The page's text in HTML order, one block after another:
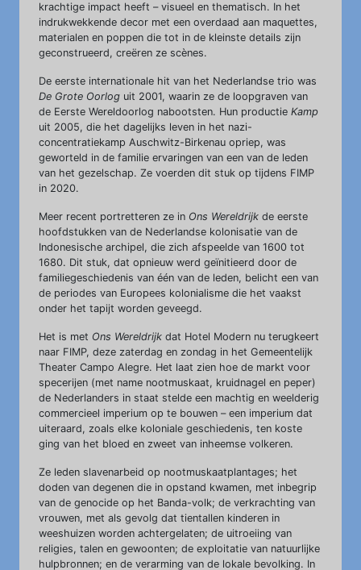
krachtige impact heeft – visueel en thematisch. In het
indrukwekkende decor met een overdaad aan maquettes,
materialen en poppen die tot in de kleinste details zijn
geconstrueerd, creëren ze scènes.
De eerste internationale hit van het Nederlandse trio was
De Grote Oorlog uit 2001, waarin ze de loopgraven van
de Eerste Wereldoorlog nabootsten. Hun productie Kamp
uit 2005, die het dagelijks leven in het nazi-
concentratiekamp Auschwitz-Birkenau opriep, was
geworteld in de familie ervaringen van een van de leden
van het gezelschap. Ze voerden dit stuk op tijdens FIMP
in 2020.
Meer recent portretteren ze in Ons Wereldrijk de eerste
hoofdstukken van de Nederlandse kolonisatie van de
Indonesische archipel, die zich afspeelde van 1600 tot
1680. Dit stuk, dat opnieuw werd geïnitieerd door de
familiegeschiedenis van één van de leden, belicht een van
de periodes van Europees kolonialisme die het vaakst
onder het tapijt worden geveegd.
Het is met Ons Wereldrijk dat Hotel Modern nu terugkeert
naar FIMP, deze zaterdag en zondag in het Gemeentelijk
Theater Campo Alegre. Het laat zien hoe de markt voor
specerijen (met name nootmuskaat, kruidnagel en peper)
de Nederlanders in staat stelde een machtig en weelderig
commercieel imperium op te bouwen – een imperium dat
uiteraard, zoals elke koloniale geschiedenis, ten koste
ging van het bloed en zweet van inheemse volkeren.
Ze leden slavenarbeid op nootmuskaatplantages; het
doden van degenen die in opstand kwamen, met inbegrip
van de genocide op het Banda-volk; de verkrachting van
vrouwen, met als gevolg dat tientallen kinderen in
weeshuizen worden achtergelaten; de uitroeiing van
religies, talen en gewoonten; de exploitatie van natuurlijke
hulpbronnen; en de verarming van de lokale bevolking. In